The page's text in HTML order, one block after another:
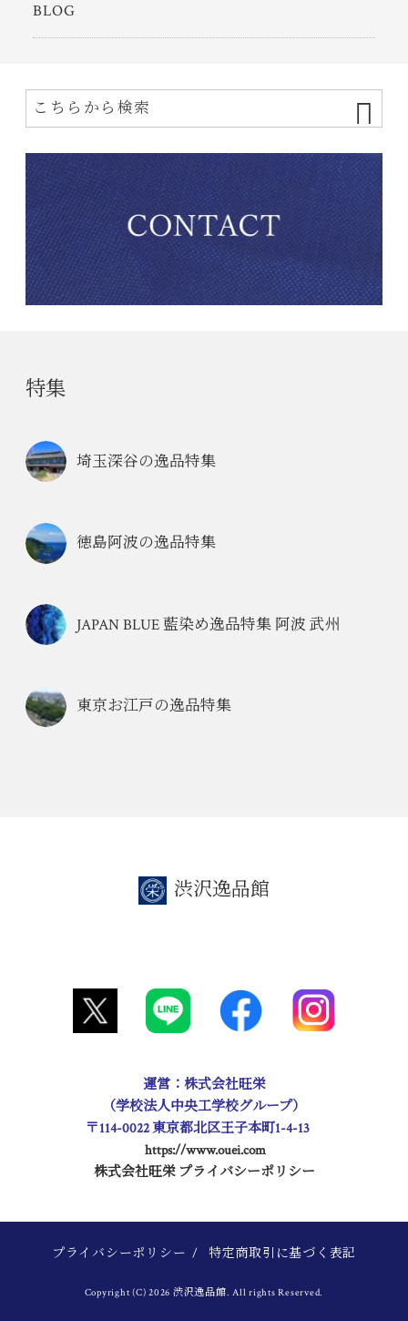
BLOG
特集
埼玉深谷の逸品特集
徳島阿波の逸品特集
JAPAN BLUE 藍染め逸品特集 阿波 武州
東京お江戸の逸品特集
渋沢逸品館
運営：株式会社旺栄
（学校法人中央工学校グループ）
〒114-0022 東京都北区王子本町1-4-13
https://www.ouei.com
株式会社旺栄 プライバシーポリシー
プライバシーポリシー / 特定商取引に基づく表記
Copyright (C) 2026 渋沢逸品館. All rights Reserved.